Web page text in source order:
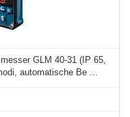
GLM 40-31 (IP 65,
automatische Be ...